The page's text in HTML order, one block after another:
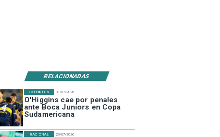
RELACIONADAS
31/07/2026
O'Higgins cae por penales
ante Boca Juniors en Copa
Sudamericana
DEPORTES
29/07/2026
NACIONAL